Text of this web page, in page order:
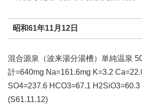
昭和61年11月12日
混合源泉（波来湯分湯槽）単純温泉
計=640mg Na=161.6mg K=3.2
SO4=237.6 HCO3=67.1
(S61.11.12)